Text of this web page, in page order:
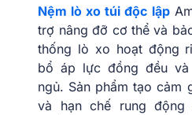
Nệm lò xo túi độc lập
trợ nâng đỡ cơ thể và
thống lò xo hoạt động
bổ áp lực đồng đều
ngủ. Sản phẩm tạo cảm
và hạn chế rung